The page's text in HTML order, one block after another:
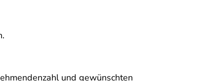
und gewünschten